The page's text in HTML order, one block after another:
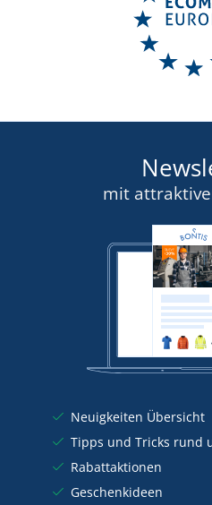
mit
Neuigkeiten Übersicht
Tipps und Tricks rund
Rabattaktionen
Geschenkideen